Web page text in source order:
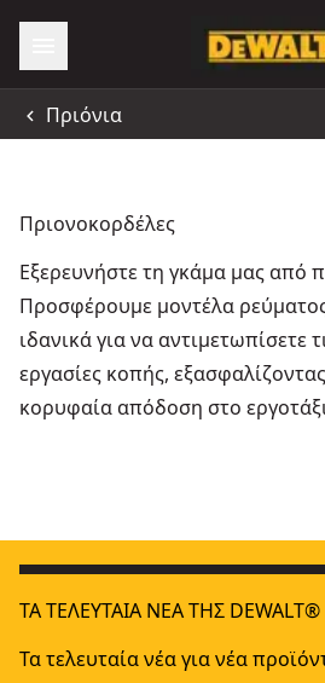
Πριόνια
Πριονοκορδέλες
Εξερευνήστε τη γκάμα μας από
Προσφέρουμε μοντέλα
ιδανικά για να αντιμετωπίσετε
εργασίες κοπής,
κορυφαία απόδοση στο
ΤΑ ΤΕΛΕΥΤΑΊΑ ΝΈΑ ΤΗΣ DEWALT®
Τα τελευταία νέα για νέα